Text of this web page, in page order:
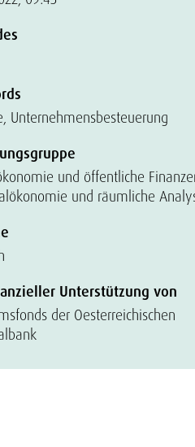
Unternehmensbesteuerung
und öffentliche
und räumliche
Unterstützung von
der Oesterreichischen